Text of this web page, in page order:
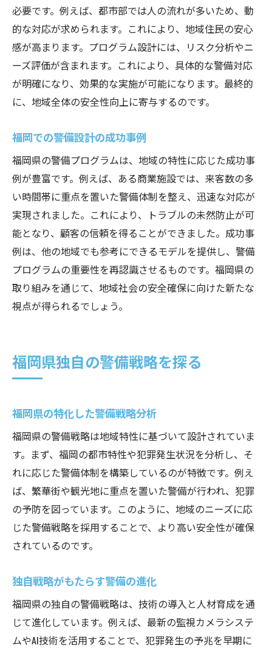
必要です。例えば、都市部では人の流れが多いため、動
的な対応が求められます。これにより、地域住民の安心
感が高まります。プログラム設計には、リスク分析やニ
ーズ評価が含まれます。これにより、具体的な警備対応
が明確になり、効果的な実施が可能になります。最終的
に、地域全体の安全性向上に寄与するのです。
福岡での警備設計の成功事例
福岡県の警備プログラムは、地域の特性に応じた成功事
例が豊富です。例えば、ある商業施設では、来客数の多
い時間帯に重点を置いた警備体制を整え、迅速な対応が
実現されました。これにより、トラブルの未然防止が可
能となり、顧客の信頼を得ることができました。成功事
例は、他の地域でも参考にできるモデルを提供し、警備
プログラムの重要性を再認識させるものです。福岡県の
取り組みを通じて、地域社会の安全確保に向けた新たな
視点が得られるでしょう。
福岡県独自の警備戦略を探る
福岡県の特化した警備戦略分析
福岡県の警備戦略は地域特性に基づいて設計されていま
す。まず、福岡の都市特性や犯罪発生状況を分析し、そ
れに応じた警備体制を構築しているのが特徴です。例え
ば、繁華街や観光地に重点を置いた警備が行われ、犯罪
の予防を図っています。このように、地域のニーズに応
じた警備戦略を採用することで、より高い安全性が確保
されているのです。
独自戦略がもたらす警備の進化
福岡県の独自の警備戦略は、技術の導入と人材育成を通
じて進化しています。例えば、最新の監視カメラシステ
ムやAI技術を活用することで、犯罪発生の予兆を早期に